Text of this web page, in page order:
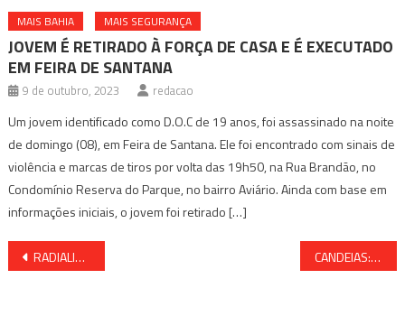
MAIS BAHIA MAIS SEGURANÇA
JOVEM É RETIRADO À FORÇA DE CASA E É EXECUTADO
EM FEIRA DE SANTANA
9 de outubro, 2023 redacao
Um jovem identificado como D.O.C de 19 anos, foi assassinado na noite
de domingo (08), em Feira de Santana. Ele foi encontrado com sinais de
violência e marcas de tiros por volta das 19h50, na Rua Brandão, no
Condomínio Reserva do Parque, no bairro Aviário. Ainda com base em
informações iniciais, o jovem foi retirado […]
Navegação
RADIALISTA É DEMITIDO DA BAIANA FM CANDEIAS: SUPLENTE QUER CASSAÇÃO DE VEREADORA